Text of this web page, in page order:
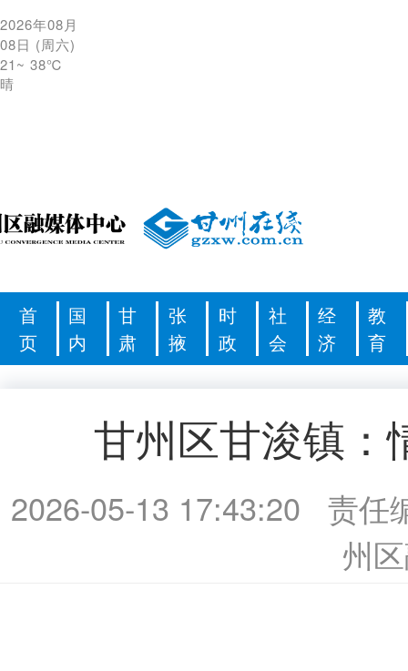
2026年08月
08日 (周六)
21~ 38℃
晴
首
页
国
内
甘
肃
张
掖
时
政
社
会
经
济
教
育
甘州区甘浚镇：
2026-05-13 17:43:20
责任
州